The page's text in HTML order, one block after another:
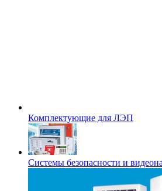
Комплектующие для ЛЭП
Системы безопасности и